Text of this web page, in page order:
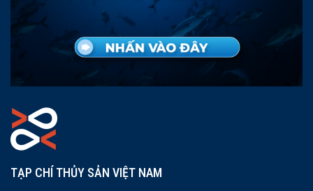
TẠP CHÍ THỦY SẢN VIỆT NAM